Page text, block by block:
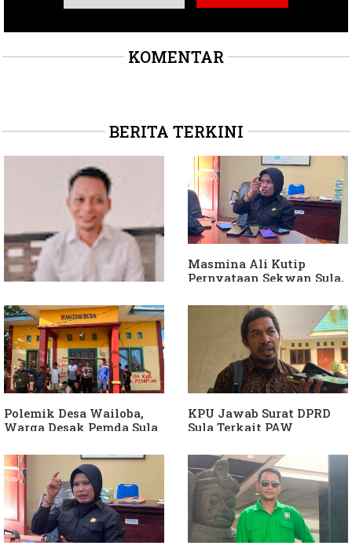
KOMENTAR
BERITA TERKINI
Dituding Jadikan
Bendahara Desa Wailoba
sebagai "ATM Berjalan",
Armin Soamole: Harus
Dibuktikan
Masmina Ali Kutip
Pernyataan Sekwan Sula,
Diduga Jadikan
Keponakan "ATM
Berjalan"
Polemik Desa Wailoba,
Warga Desak Pemda Sula
APH Usut Dugaan
Penyimpangan Dana Desa
KPU Jawab Surat DPRD
Sula Terkait PAW
Hanura